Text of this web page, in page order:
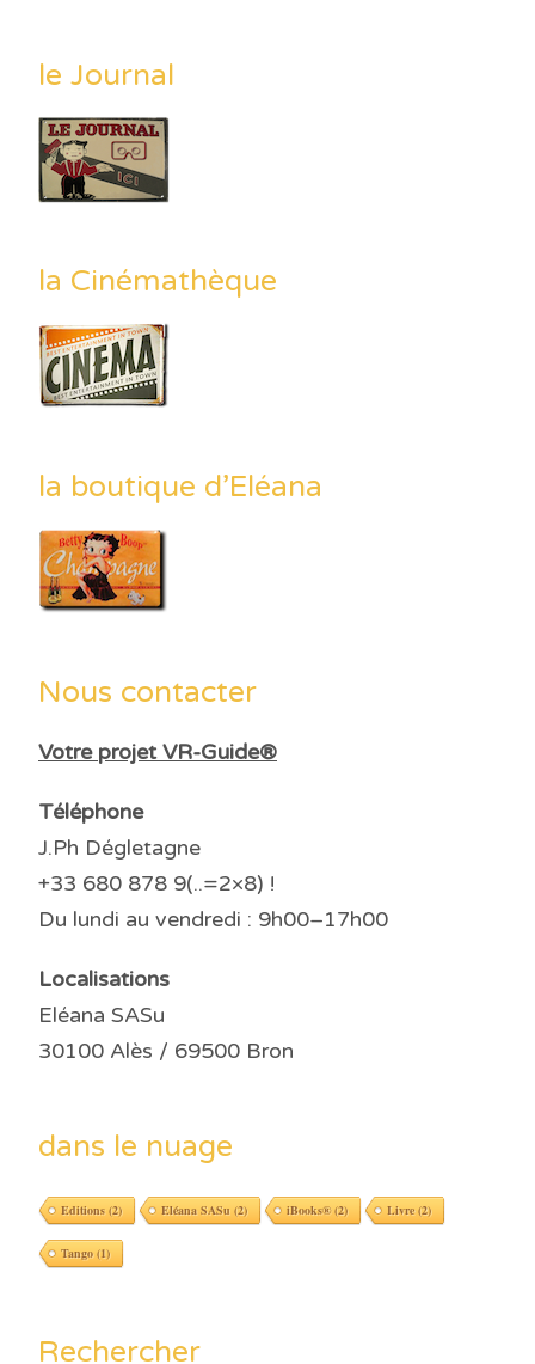
le Journal
la Cinémathèque
la boutique d’Eléana
Nous contacter
Votre projet VR-Guide®
Téléphone
J.Ph Dégletagne
+33 680 878 9(..=2×8) !
Du lundi au vendredi : 9h00–17h00
Localisations
Eléana SASu
30100 Alès / 69500 Bron
dans le nuage
Editions (2) Eléana SASu (2) iBooks®(2) Livre(2)
Tango(1)
Rechercher